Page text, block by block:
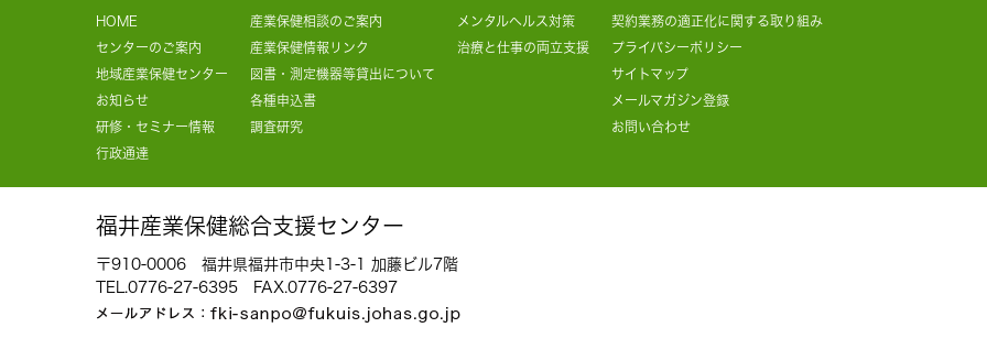
HOME
センターのご案内
地域産業保健センター
お知らせ
研修・セミナー情報
行政通達
産業保健相談のご案内
産業保健情報リンク
図書・測定機器等貸出について
各種申込書
調査研究
メンタルヘルス対策
治療と仕事の両立支援
契約業務の適正化に関する取り組み
プライバシーポリシー
サイトマップ
メールマガジン登録
お問い合わせ
福井産業保健総合支援センター
〒910-0006 福井県福井市中央1-3-1 加藤ビル7階
TEL.0776-27-6395 FAX.0776-27-6397